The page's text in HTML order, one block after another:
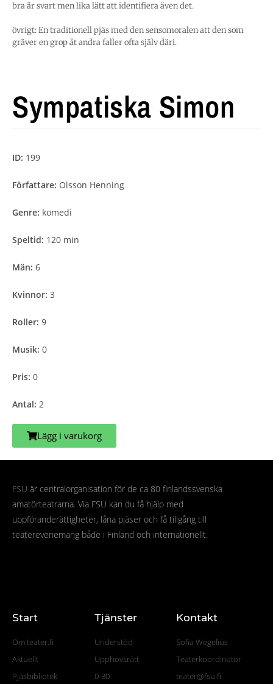
bra är svart men lika lätt att identifiera även det.
övrigt: En traditionell pjäs med den sensomoralen att den som
gräver en grop åt andra faller ofta själv däri.
Sympatiska Simon
ID: 199
Författare: Olsson Henning
Genre: komedi
Speltid: 120 min
Män: 6
Kvinnor: 3
Roller: 9
Musik: 0
Pris: 0
Antal: 2
Lägg i varukorg
FSU är centralorganisation för de ca 80 finlandssvenska
amatörteatrarna. Via FSU kan du få hjälp med
uppföranderättigheter, låna pjäser och få tillgång till
teaterevenemang både i Finland och internationellt.
Start
Om teater.fi
Aktuellt
Pjäsbibliotek
Tjänster
Understöd
Upphovsrätt
0-30
Kontakt
Sofia Wegelius
Teaterkoordinator
teater@fsu.fi